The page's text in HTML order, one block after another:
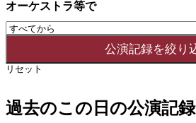
オーケストラ等で
リセット
過去のこの日の公演記録